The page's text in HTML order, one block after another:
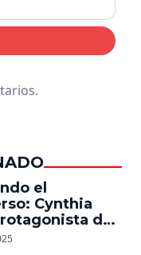
el
Cynthia
de
quiere ser